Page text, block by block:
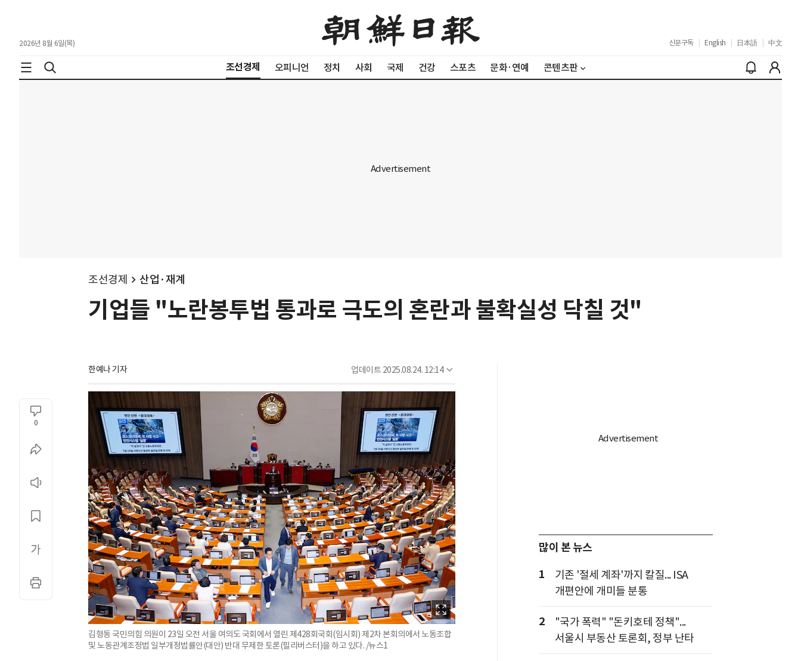
2026년 8월 6일(목) 신문구독 English 日本語 中文
조선경제 오피니언 정치 사회 국제 건강 스포츠 문화·연예 콘텐츠판
조선경제 산업·재계
기업들 "노란봉투법 통과로 극도의 혼란과 불확실성 닥칠 것"
한예나 기자 업데이트 2025.08.24. 12:14
0
김형동 국민의힘 의원이 23일 오전 서울 여의도 국회에서 열린 제428회국회(임시회) 제2차 본회의에서 노동조합
및 노동관계조정법 일부개정법률안(대안) 반대 무제한 토론(필리버스터)을 하고 있다. /뉴스1
많이 본 뉴스
1
기존 '절세 계좌'까지 칼질... ISA
개편안에 개미들 분통
2
"국가 폭력" "돈키호테 정책"...
서울시 부동산 토론회, 정부 난타